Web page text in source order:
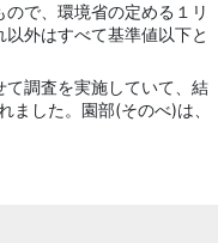
で、環境省の定める１リ
外はすべて基準値以下と
調査を実施していて、結
した。園部(そのべ)は、